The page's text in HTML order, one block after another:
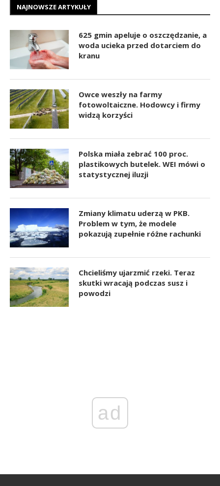
NAJNOWSZE ARTYKUŁY
625 gmin apeluje o oszczędzanie, a
woda ucieka przed dotarciem do
kranu
Owce weszły na farmy
fotowoltaiczne. Hodowcy i firmy
widzą korzyści
Polska miała zebrać 100 proc.
plastikowych butelek. WEI mówi o
statystycznej iluzji
Zmiany klimatu uderzą w PKB.
Problem w tym, że modele
pokazują zupełnie różne rachunki
Chcieliśmy ujarzmić rzeki. Teraz
skutki wracają podczas susz i
powodzi
ad